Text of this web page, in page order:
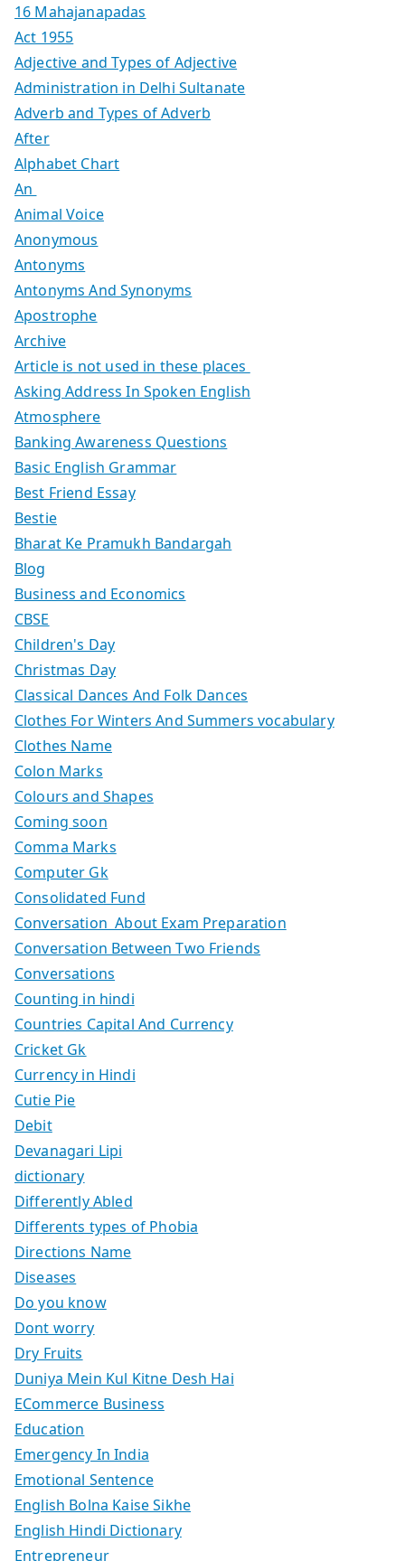
16 Mahajanapadas
Act 1955
Adjective and Types of Adjective
Administration in Delhi Sultanate
Adverb and Types of Adverb
After
Alphabet Chart
An
Animal Voice
Anonymous
Antonyms
Antonyms And Synonyms
Apostrophe
Archive
Article is not used in these places
Asking Address In Spoken English
Atmosphere
Banking Awareness Questions
Basic English Grammar
Best Friend Essay
Bestie
Bharat Ke Pramukh Bandargah
Blog
Business and Economics
CBSE
Children's Day
Christmas Day
Classical Dances And Folk Dances
Clothes For Winters And Summers vocabulary
Clothes Name
Colon Marks
Colours and Shapes
Coming soon
Comma Marks
Computer Gk
Consolidated Fund
Conversation About Exam Preparation
Conversation Between Two Friends
Conversations
Counting in hindi
Countries Capital And Currency
Cricket Gk
Currency in Hindi
Cutie Pie
Debit
Devanagari Lipi
dictionary
Differently Abled
Differents types of Phobia
Directions Name
Diseases
Do you know
Dont worry
Dry Fruits
Duniya Mein Kul Kitne Desh Hai
ECommerce Business
Education
Emergency In India
Emotional Sentence
English Bolna Kaise Sikhe
English Hindi Dictionary
Entrepreneur